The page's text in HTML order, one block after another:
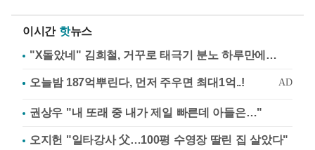
이시간 핫뉴스
"X돌았네" 김희철, 거꾸로 태극기 분노 하루만에…
권상우 "내 또래 중 내가 제일 빠른데 아들은…"
오지헌 "일타강사 父…100평 수영장 딸린 집 살았다"